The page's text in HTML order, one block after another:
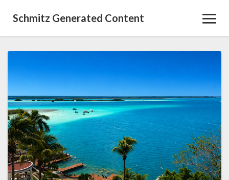
Schmitz Generated Content
Türkis
auf
LSD